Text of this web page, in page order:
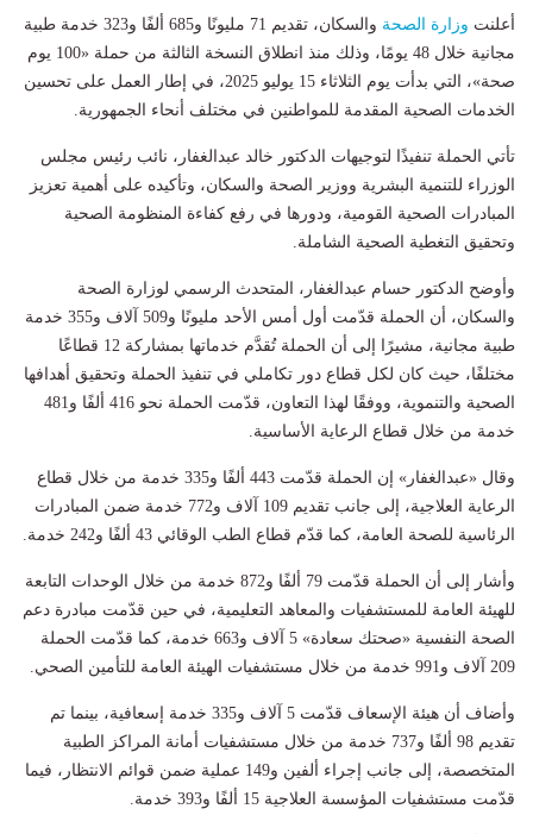
أعلنت وزارة الصحة
والسكان، تقديم 71 مليونًا و685 ألفًا و323 خدمة طبية
مجانية خلال 48 يومًا، وذلك منذ انطلاق النسخة الثالثة من حملة «100 يوم
صحة»، التي بدأت يوم الثلاثاء 15 يوليو 2025، في إطار العمل على تحسين
الخدمات الصحية المقدمة للمواطنين في مختلف أنحاء الجمهورية.
تأتي الحملة تنفيذًا لتوجيهات الدكتور خالد عبدالغفار، نائب رئيس مجلس
الوزراء للتنمية البشرية ووزير الصحة والسكان، وتأكيده على أهمية تعزيز
المبادرات الصحية القومية، ودورها في رفع كفاءة المنظومة الصحية
وتحقيق التغطية الصحية الشاملة.
وأوضح الدكتور حسام عبدالغفار، المتحدث الرسمي لوزارة الصحة
والسكان، أن الحملة قدّمت أول أمس الأحد مليونًا و509 آلاف و355 خدمة
طبية مجانية، مشيرًا إلى أن الحملة تُقدَّم خدماتها بمشاركة 12 قطاعًا
مختلفًا، حيث كان لكل قطاع دور تكاملي في تنفيذ الحملة وتحقيق أهدافها
الصحية والتنموية، ووفقًا لهذا التعاون، قدّمت الحملة نحو 416 ألفًا و481
خدمة من خلال قطاع الرعاية الأساسية.
وقال «عبدالغفار» إن الحملة قدّمت 443 ألفًا و335 خدمة من خلال قطاع
الرعاية العلاجية، إلى جانب تقديم 109 آلاف و772 خدمة ضمن المبادرات
الرئاسية للصحة العامة، كما قدّم قطاع الطب الوقائي 43 ألفًا و242 خدمة.
وأشار إلى أن الحملة قدّمت 79 ألفًا و872 خدمة من خلال الوحدات التابعة
للهيئة العامة للمستشفيات والمعاهد التعليمية، في حين قدّمت مبادرة دعم
الصحة النفسية «صحتك سعادة» 5 آلاف و663 خدمة، كما قدّمت الحملة
209 آلاف و991 خدمة من خلال مستشفيات الهيئة العامة للتأمين الصحي.
وأضاف أن هيئة الإسعاف قدّمت 5 آلاف و335 خدمة إسعافية، بينما تم
تقديم 98 ألفًا و737 خدمة من خلال مستشفيات أمانة المراكز الطبية
المتخصصة، إلى جانب إجراء ألفين و149 عملية ضمن قوائم الانتظار، فيما
قدّمت مستشفيات المؤسسة العلاجية 15 ألفًا و393 خدمة.